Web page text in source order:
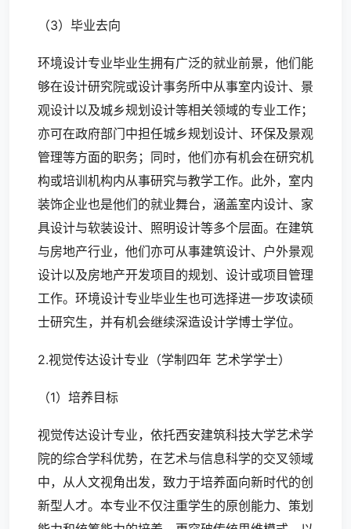
（3）毕业去向
环境设计专业毕业生拥有广泛的就业前景，他们能
够在设计研究院或设计事务所中从事室内设计、景
观设计以及城乡规划设计等相关领域的专业工作；
亦可在政府部门中担任城乡规划设计、环保及景观
管理等方面的职务；同时，他们亦有机会在研究机
构或培训机构内从事研究与教学工作。此外，室内
装饰企业也是他们的就业舞台，涵盖室内设计、家
具设计与软装设计、照明设计等多个层面。在建筑
与房地产行业，他们亦可从事建筑设计、户外景观
设计以及房地产开发项目的规划、设计或项目管理
工作。环境设计专业毕业生也可选择进一步攻读硕
士研究生，并有机会继续深造设计学博士学位。
2.视觉传达设计专业（学制四年 艺术学学士）
（1）培养目标
视觉传达设计专业，依托西安建筑科技大学艺术学
院的综合学科优势，在艺术与信息科学的交叉领域
中，从人文视角出发，致力于培养面向新时代的创
新型人才。本专业不仅注重学生的原创能力、策划